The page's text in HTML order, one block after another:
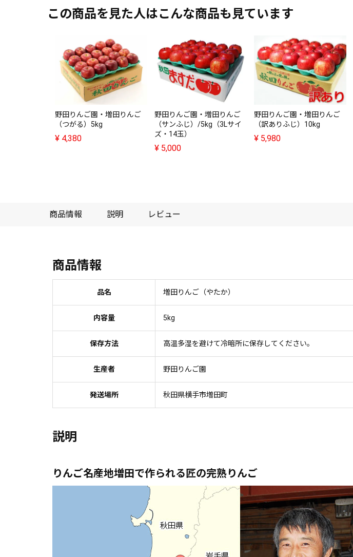
この商品を見た人はこんな商品も見ています
野田りんご園・増田りんご
（つがる）5kg
¥ 4,380
野田りんご園・増田りんご
（サンふじ）/5kg（3Lサイ
ズ・14玉）
¥ 5,000
野田りんご園・増田りんご
（訳ありふじ）10kg
¥ 5,980
商品情報 説明 レビュー
商品情報
品名 増田りんご（やたか）
内容量 5kg
保存方法 高温多湿を避けて冷暗所に保存してください。
生産者 野田りんご園
発送場所 秋田県横手市増田町
説明
りんご名産地増田で作られる匠の完熟りんご